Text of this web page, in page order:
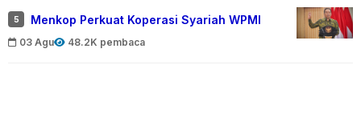
5 Menkop Perkuat Koperasi Syariah WPMI
03 Agu 48.2K pembaca